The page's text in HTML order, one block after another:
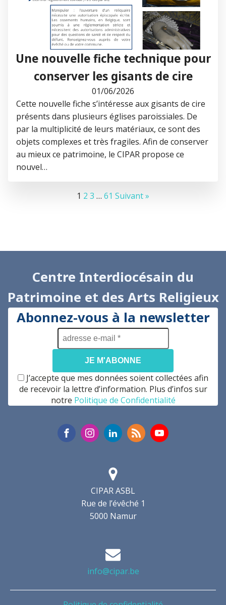
Une nouvelle fiche technique pour
conserver les gisants de cire
01/06/2026
Cette nouvelle fiche s’intéresse aux gisants de cire
présents dans plusieurs églises paroissiales. De
par la multiplicité de leurs matériaux, ce sont des
objets complexes et très fragiles. Afin de conserver
au mieux ce patrimoine, le CIPAR propose ce
nouvel…
1 2 3 … 61 Suivant »
Centre Interdiocésain du
Patrimoine et des Arts Religieux
CIPAR ASBL
Rue de l’évêché 1
5000 Namur
info@cipar.be
Abonnez-vous à la newsletter
adresse
e-
mail
*
J’accepte que mes données soient collectées afin
de recevoir la lettre d’information. Plus d’infos sur
notre Politique de Confidentialité